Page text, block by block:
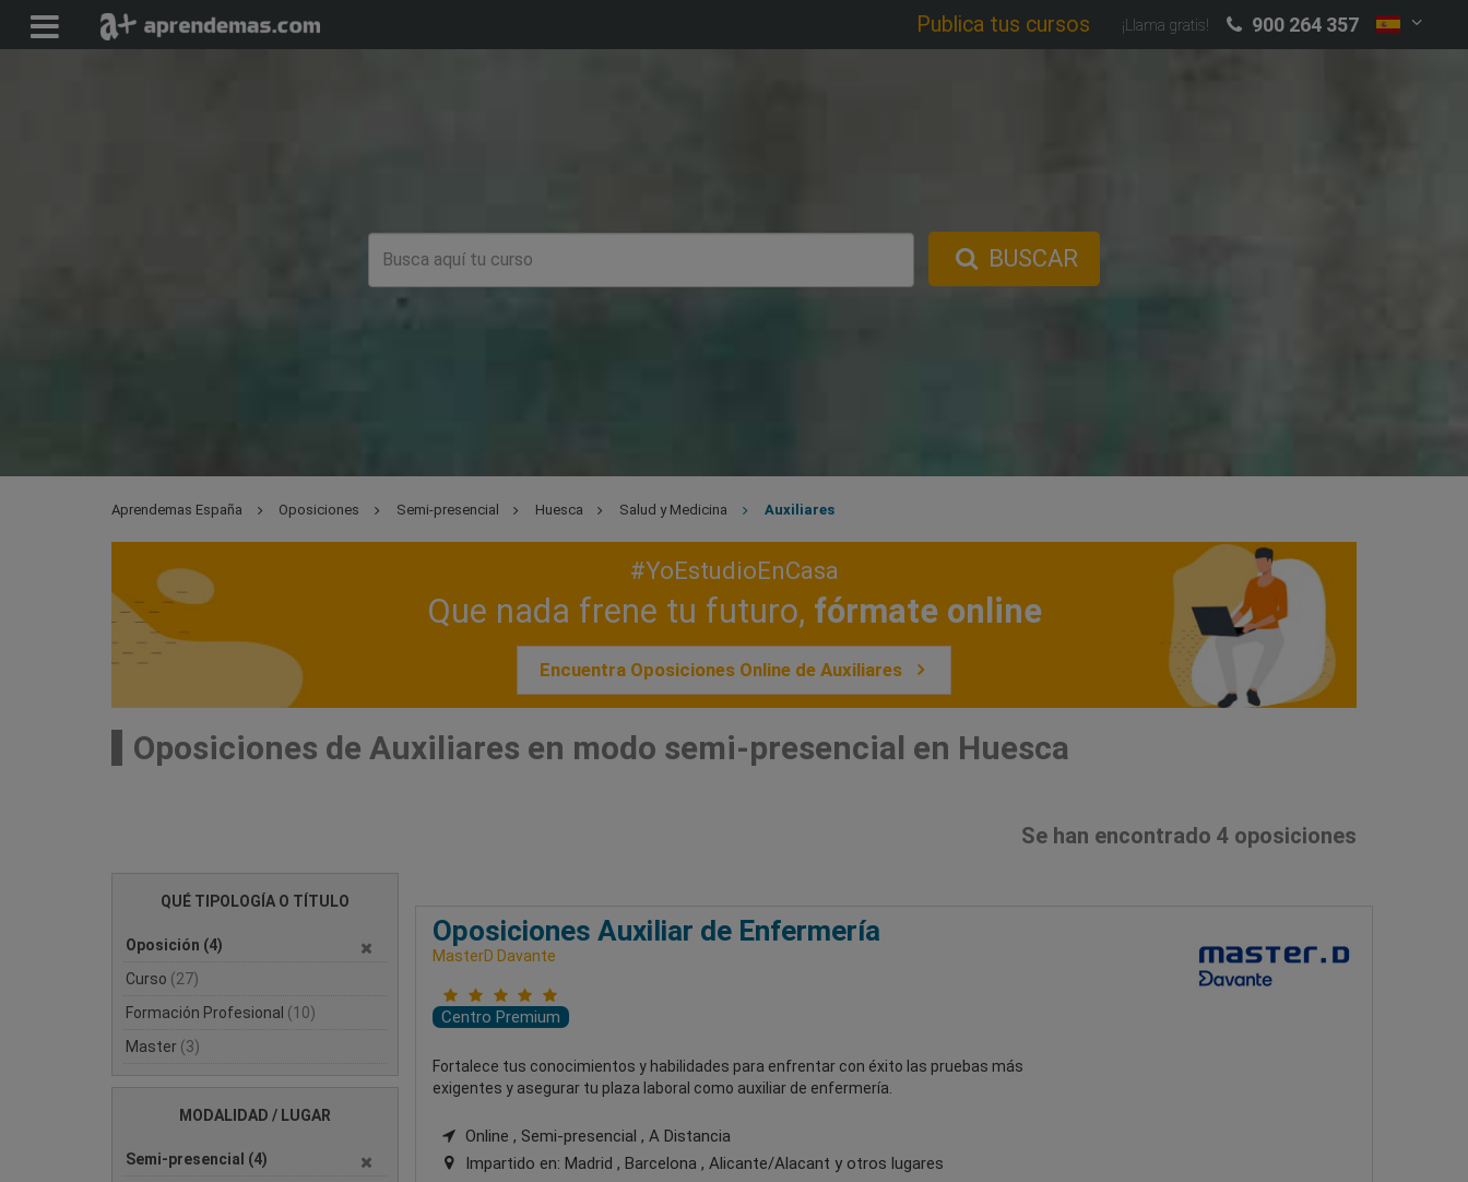
Publica tus cursos ¡Llama gratis! 900 264 357
BUSCAR
Aprendemas España Oposiciones Semi-presencial Huesca Salud y Medicina Auxiliares
#YoEstudioEnCasa
Que nada frene tu futuro, fórmate online
Encuentra Oposiciones Online de Auxiliares
Oposiciones de Auxiliares en modo semi-presencial en Huesca
Se han encontrado 4 oposiciones
QUÉ TIPOLOGÍA O TÍTULO
Oposición (4)
Curso (27)
Formación Profesional (10)
Master (3)
MODALIDAD / LUGAR
Semi-presencial (4)
Oposiciones Auxiliar de Enfermería
MasterD Davante
Centro Premium
Fortalece tus conocimientos y habilidades para enfrentar con éxito las pruebas más
exigentes y asegurar tu plaza laboral como auxiliar de enfermería.
Online , Semi-presencial , A Distancia
Impartido en: Madrid , Barcelona , Alicante/Alacant y otros lugares